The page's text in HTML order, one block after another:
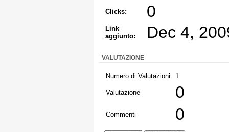
Clicks: 0
Link
aggiunto:
Dec 4,
VALUTAZIONE
Numero di Valutazioni: 1
Valutazione 0
Commenti 0